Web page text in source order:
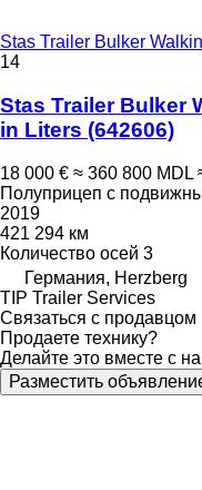
Stas Trailer Bulker
14
Stas Trailer Bulker
in Liters (642606)
18 000 € ≈ 360 800 MDL
Полуприцеп с
2019
421 294 км
Количество осей 3
Германия, Herzberg
TIP Trailer Services
Связаться с продавцом
Продаете технику?
Делайте это вместе с
Разместить